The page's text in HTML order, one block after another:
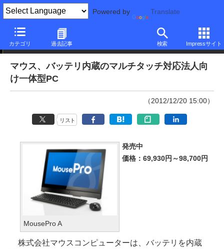
Powered by Translate
カテゴリ 過去記事 検索 Impressサイト
ニュース
マウス、バッテリ内蔵のマルチタッチ対応法人向
け一体型PC
（2012/12/20 15:00）
リスト
MousePro A
発売中
価格：69,930円～98,700円
株式会社マウスコンピューターは、バッテリを内蔵